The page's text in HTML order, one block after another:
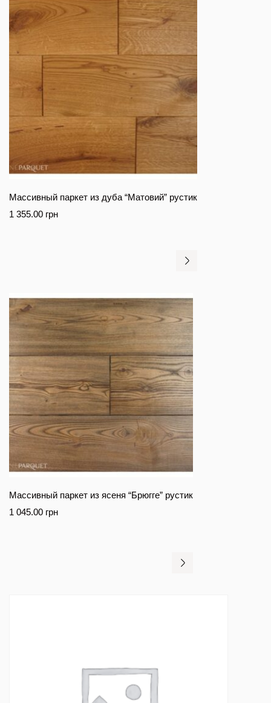
Массивный паркет из дуба “Матовий” рустик
1 355.00 грн
Массивный паркет из ясеня “Брюгге” рустик
1 045.00 грн